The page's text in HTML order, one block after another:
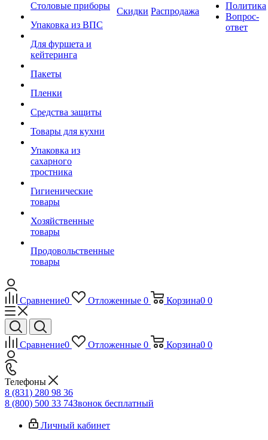
Столовые приборы
Упаковка из ВПС
Для фуршета и
кейтеринга
Пакеты
Пленки
Средства защиты
Товары для кухни
Упаковка из
сахарного
тростника
Гигиенические
товары
Хозяйственные
товары
Продовольственные
товары
Скидки Распродажа
Политика
Вопрос-
ответ
Сравнение0 Отложенные 0 Корзина0 0
Сравнение0 Отложенные 0 Корзина0 0
Телефоны
8 (831) 280 98 36
8 (800) 500 33 74Звонок бесплатный
Личный кабинет